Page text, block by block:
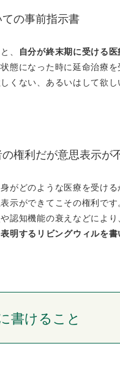
ての事前指示書
、 自分が終末期に受ける
態になった時に延命治療
くない、あるいはして欲
の権利だが意思表示が
がどのような医療を受け
示ができてこその権利です
認知機能の衰えなどによ
明するリビングウィルを
書けること